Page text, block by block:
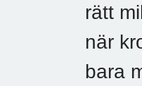
rätt
när
bara